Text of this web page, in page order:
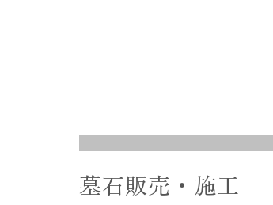
墓石販売・施工